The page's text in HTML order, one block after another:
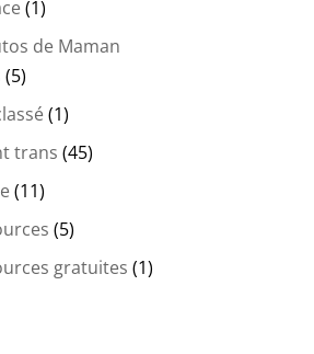
(1)
de Maman
(5)
(1)
trans (45)
(11)
(5)
gratuites (1)